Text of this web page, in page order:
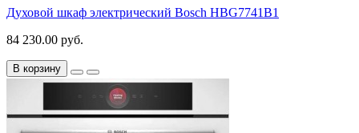
Духовой шкаф электрический Bosch HBG7741B1
84 230.00 руб.
В корзину